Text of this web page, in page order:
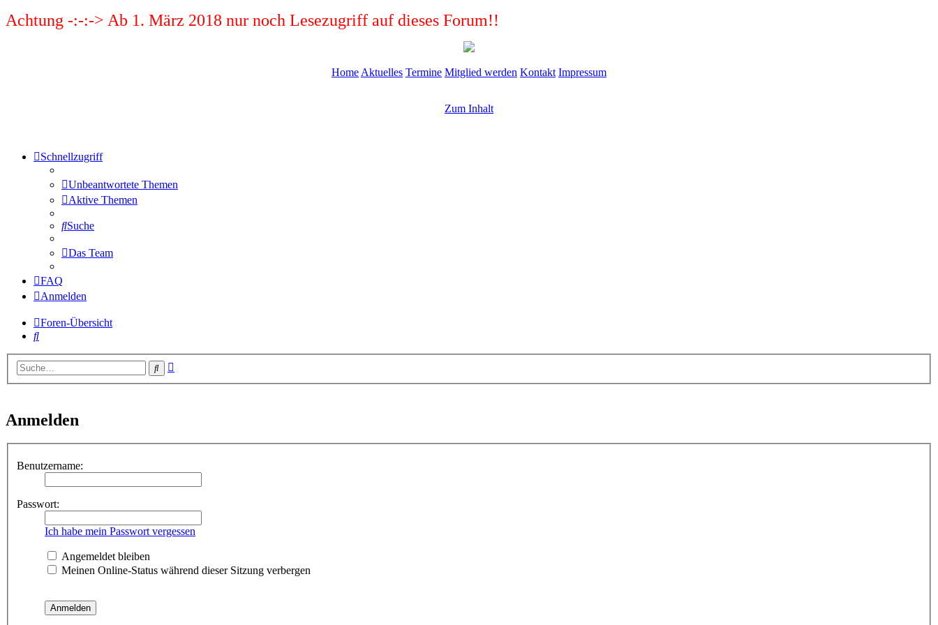
Achtung -:-:-> Ab 1. März 2018 nur noch Lesezugriff auf dieses Forum!!
Home Aktuelles Termine Mitglied werden Kontakt Impressum
Zum Inhalt
Schnellzugriff
Unbeantwortete Themen
Aktive Themen
Suche
Das Team
FAQ
Anmelden
Foren-Übersicht
Suche
Suche
Anmelden
Benutzername:
Passwort:
Ich habe mein Passwort vergessen
Angemeldet bleiben
Meinen Online-Status während dieser Sitzung verbergen